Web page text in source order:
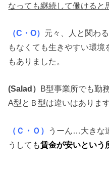
なっても継続して働けると
（C・O） 元々、人と関わ
もなくても生きやすい環
もありました。
(Salad） B型事業所でも勤
A型とＢ型は違いはありま
（Ｃ・Ｏ）
うーん…大きな
うして も賃金が安いという